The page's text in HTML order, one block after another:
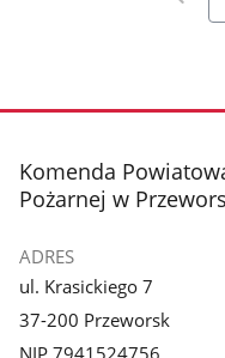
stopka
Komenda
Pożarnej w
ADRES
ul. Krasickiego 7
37-200 Przeworsk
NIP 7941524756